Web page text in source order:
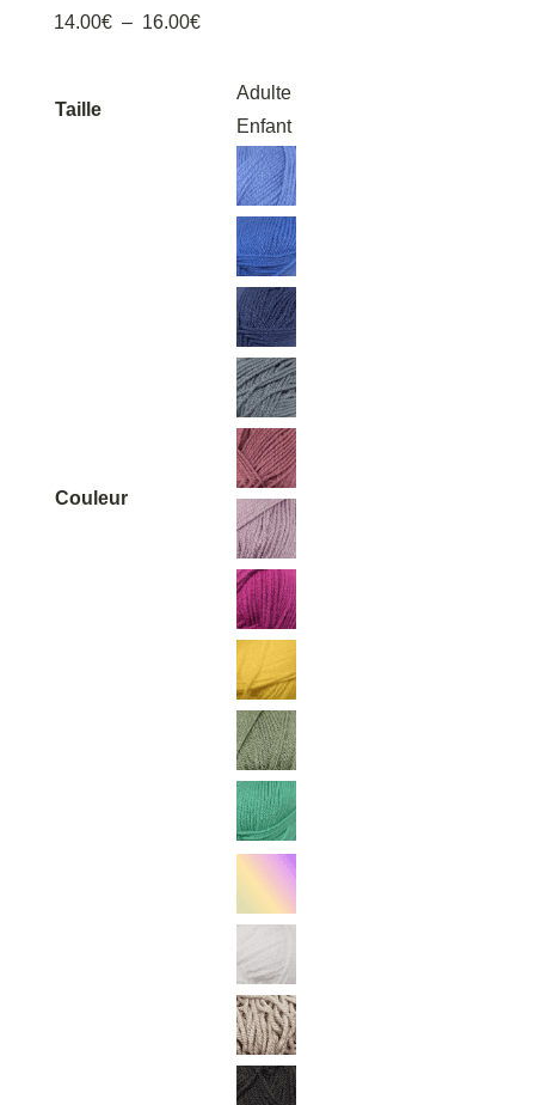
14.00€ – 16.00€Plage
prix :
14.00€
16.00€
Taille
Adulte
Enfant
Couleur